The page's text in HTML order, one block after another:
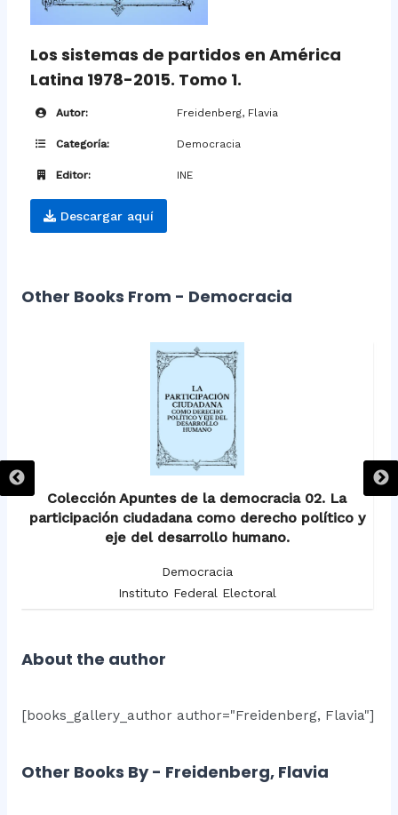
Los sistemas de partidos en América
Latina 1978-2015. Tomo 1.
Autor: Freidenberg, Flavia
Categoría: Democracia
Editor: INE
Descargar aquí
Other Books From - Democracia
Colección Apuntes de la democracia 02. La
participación ciudadana como derecho político y
eje del desarrollo humano.
Democracia
Instituto Federal Electoral
About the author
[books_gallery_author author="Freidenberg, Flavia"]
Other Books By - Freidenberg, Flavia